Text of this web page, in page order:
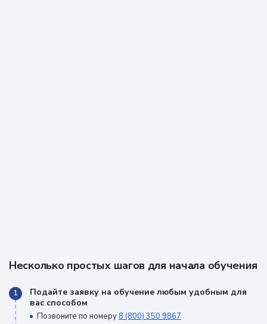
Несколько простых шагов для начала обучения
1
Подайте заявку на обучение любым удобным для
вас способом
Позвоните по номеру 8 (800) 350 9867